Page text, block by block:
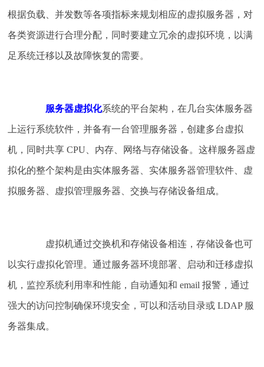
根据负载、并发数等各项指标来规划相应的虚拟服务器，对
各类资源进行合理分配，同时要建立冗余的虚拟环境，以满
足系统迁移以及故障恢复的需要。
服务器虚拟化系统的平台架构，在几台实体服务器
上运行系统软件，并备有一台管理服务器，创建多台虚拟
机，同时共享 CPU、内存、网络与存储设备。这样服务器虚
拟化的整个架构是由实体服务器、实体服务器管理软件、虚
拟服务器、虚拟管理服务器、交换与存储设备组成。
虚拟机通过交换机和存储设备相连，存储设备也可
以实行虚拟化管理。通过服务器环境部署、启动和迁移虚拟
机，监控系统利用率和性能，自动通知和 email 报警，通过
强大的访问控制确保环境安全，可以和活动目录或 LDAP 服
务器集成。